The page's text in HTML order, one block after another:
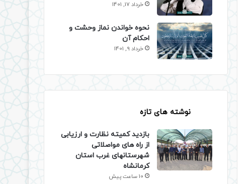
خرداد 17, 1401
نحوه خواندن نماز وحشت و
احکام آن
خرداد 9, 1401
نوشته های تازه
بازدید کمیته نظارت و ارزیابی
از راه های مواصلاتی
شهرستانهای غرب استان
کرمانشاه
10 ساعت پیش